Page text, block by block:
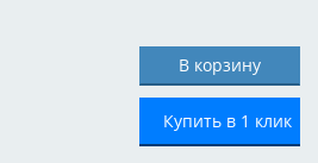
Купить в 1 клик